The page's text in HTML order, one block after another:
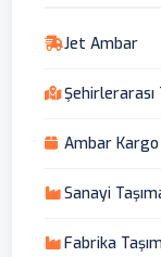
Jet Ambar
Şehirlerarası
Ambar Kargo
Sanayi
Fabrika